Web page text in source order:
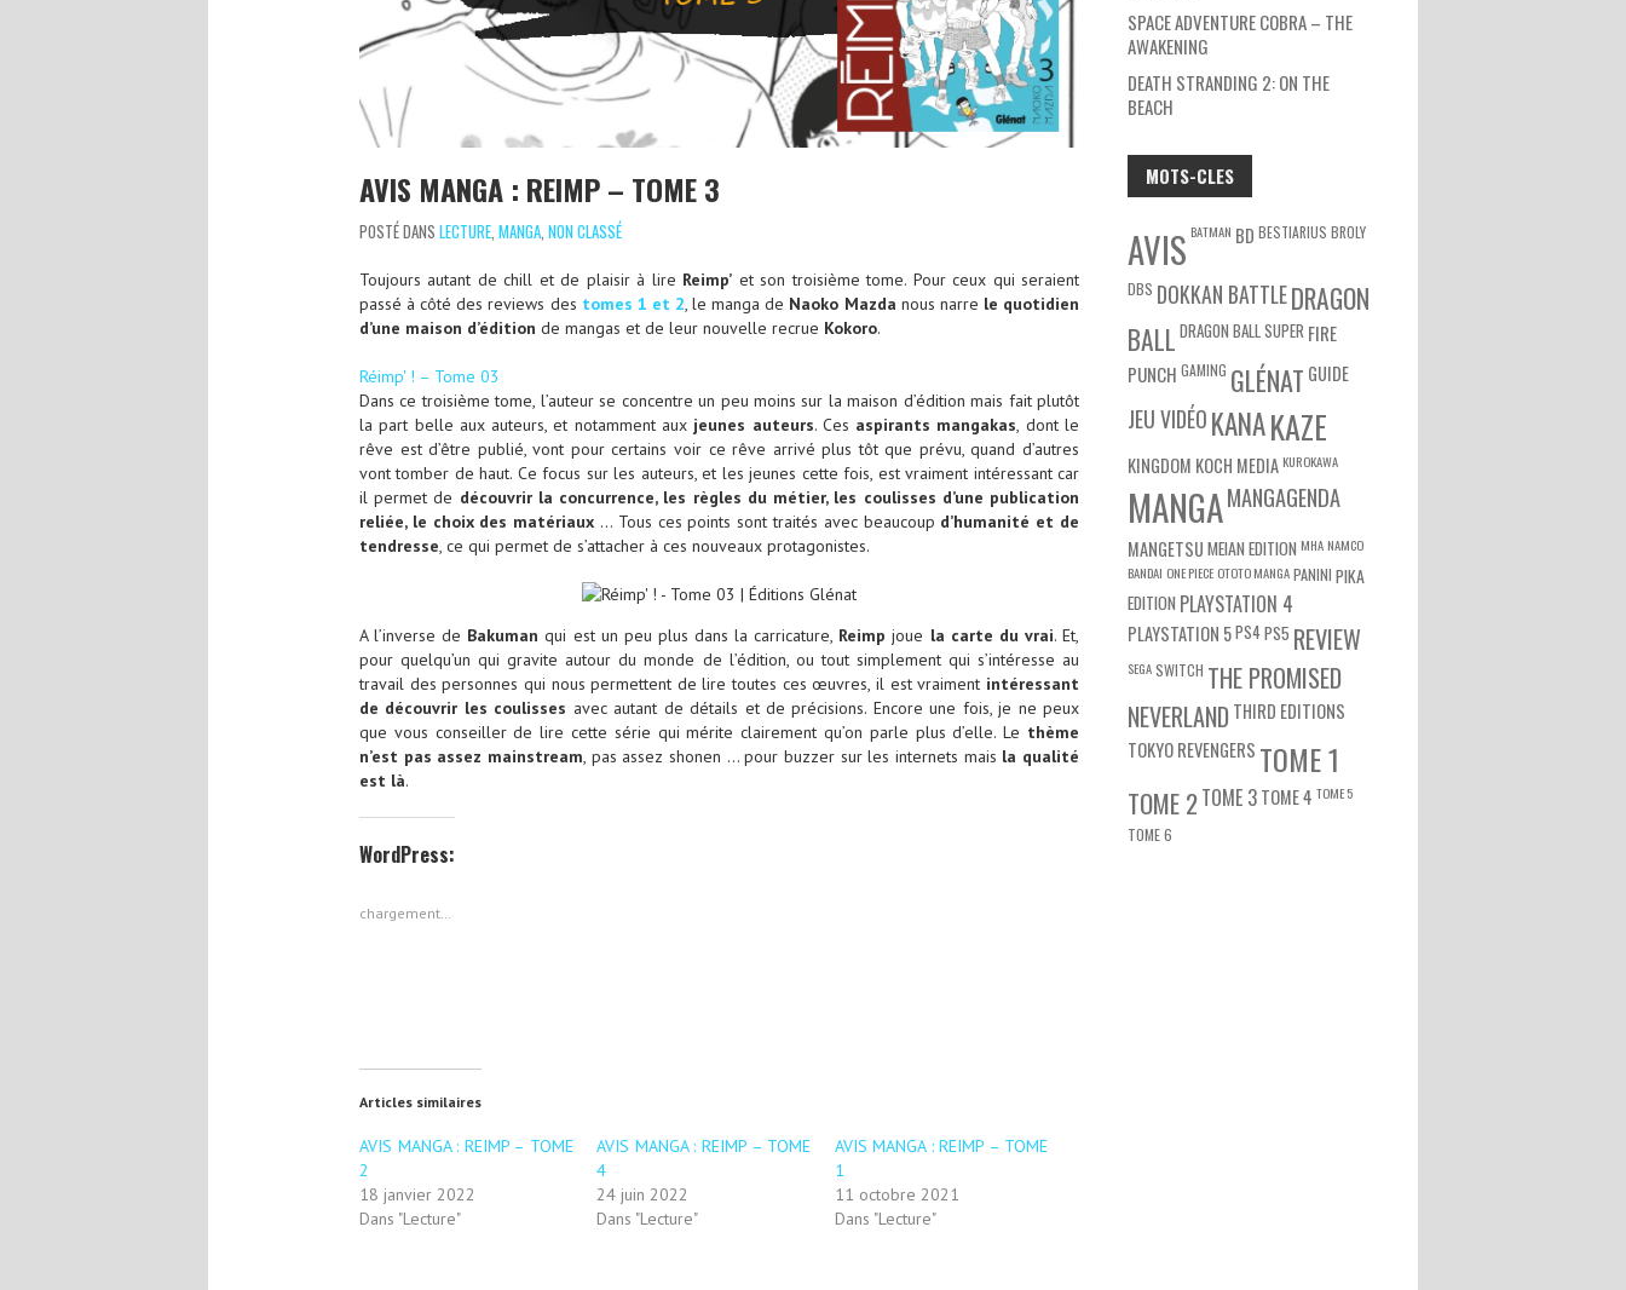
AVIS MANGA : REIMP – TOME 3
POSTÉ DANS LECTURE MANGA NON CLASSÉ
Toujours autant de chill et de plaisir à lire Reimp’ et son troisième tome. Pour ceux qui seraient
passé à côté des reviews des tomes 1 et 2, le manga de Naoko Mazda nous narre le quotidien
d’une maison d’édition de mangas et de leur nouvelle recrue Kokoro.
Réimp' ! – Tome 03
Dans ce troisième tome, l’auteur se concentre un peu moins sur la maison d’édition mais fait plutôt
la part belle aux auteurs, et notamment aux jeunes auteurs. Ces aspirants mangakas, dont le
rêve est d’être publié, vont pour certains voir ce rêve arrivé plus tôt que prévu, quand d’autres
vont tomber de haut. Ce focus sur les auteurs, et les jeunes cette fois, est vraiment intéressant car
il permet de découvrir la concurrence, les règles du métier, les coulisses d’une publication
reliée, le choix des matériaux … Tous ces points sont traités avec beaucoup d’humanité et de
tendresse, ce qui permet de s’attacher à ces nouveaux protagonistes.
A l’inverse de Bakumanqui est un peu plus dans la carricature, Reimpjoue la carte du vrai. Et,
pour quelqu’un qui gravite autour du monde de l’édition, ou tout simplement qui s’intéresse au
travail des personnes qui nous permettent de lire toutes ces œuvres, il est vraiment intéressant
de découvrir les coulisses avec autant de détails et de précisions. Encore une fois, je ne peux
que vous conseiller de lire cette série qui mérite clairement qu’on parle plus d’elle. Le thème
n’est pas assez mainstream, pas assez shonen … pour buzzer sur les internets mais la qualité
est là.
WordPress:
chargement…
Articles similaires
AVIS MANGA : REIMP – TOME
2
18 janvier 2022
Dans "Lecture"
AVIS MANGA : REIMP – TOME
4
24 juin 2022
Dans "Lecture"
AVIS MANGA : REIMP – TOME
1
11 octobre 2021
Dans "Lecture"
SPACE ADVENTURE COBRA – THE
AWAKENING
DEATH STRANDING 2: ON THE
BEACH
MOTS-CLES
AVIS BATMAN BD BESTIARIUS BROLY
DBS DOKKAN BATTLEDRAGON
BALL DRAGON BALL SUPER FIRE
PUNCH GAMING GLÉNAT GUIDE
JEU VIDÉOKANAKAZE
KINGDOM KOCH MEDIA KUROKAWA
MANGAMANGAGENDA
MANGETSUMEIAN EDITION MHA NAMCO
BANDAI ONE PIECE OTOTO MANGAPANINI PIKA
EDITION PLAYSTATION 4
PLAYSTATION 5PS4PS5 REVIEW
SEGASWITCH THE PROMISED
NEVERLAND THIRD EDITIONS
TOKYO REVENGERS TOME 1
TOME 2TOME 3TOME 4 TOME 5
TOME 6